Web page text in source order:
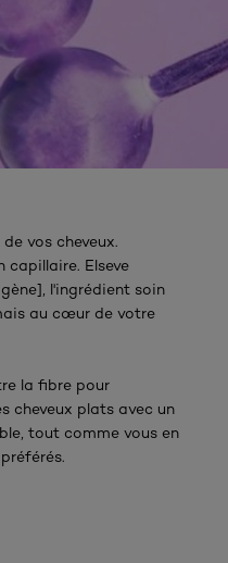
vos cheveux.
capillaire. Elseve
l'ingrédient soin
au cœur de votre
la fibre pour
cheveux plats avec un
tout comme vous en